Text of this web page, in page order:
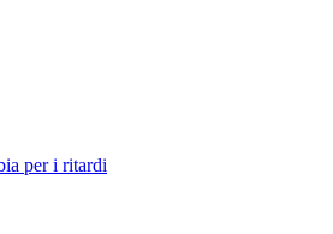
per i ritardi